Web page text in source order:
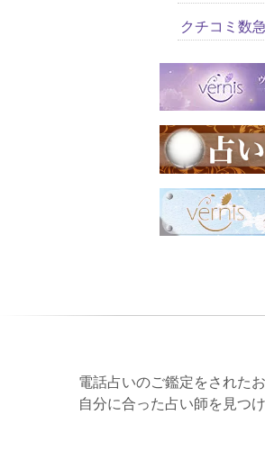
クチコミ数
電話占いのご鑑定をされた
自分に合った占い師を見つ